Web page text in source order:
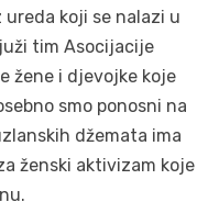
koji se nalazi u
tim Asocijacije
žene i djevojke koje
smo ponosni na
džemata ima
ženski aktivizam koje